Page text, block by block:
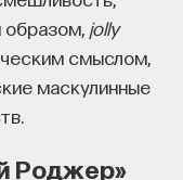
jolly
смыслом,
маскулинные
Роджер»